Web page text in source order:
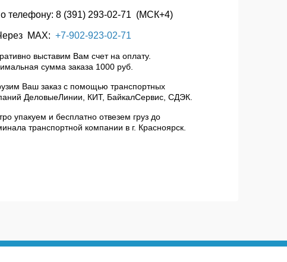
телефону: 8 (391) 293-02-71 (МСК+4)
МАХ: +7-902-923-02-71
выставим Вам счет на оплату.
сумма заказа 1000 руб.
Ваш заказ с помощью транспортных
ДеловыеЛинии, КИТ, БайкалСервис, СДЭК.
упакуем и бесплатно отвезем груз до
транспортной компании в г. Красноярск.